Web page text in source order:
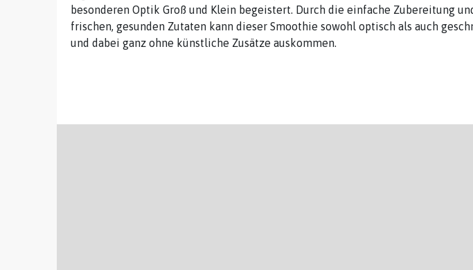
besonderen Optik Groß und Klein begeistert. Durch die einfache Zubereitung
frischen, gesunden Zutaten kann dieser Smoothie sowohl optisch als auch
und dabei ganz ohne künstliche Zusätze auskommen.